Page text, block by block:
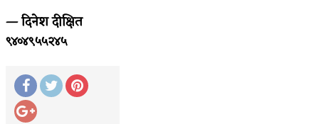
— दिनेश दीक्षित
९४०४९५५२४५